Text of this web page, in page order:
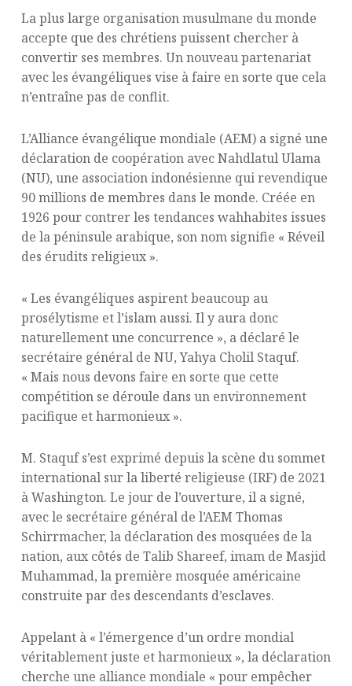
La plus large organisation musulmane du monde
accepte que des chrétiens puissent chercher à
convertir ses membres. Un nouveau partenariat
avec les évangéliques vise à faire en sorte que cela
n’entraîne pas de conflit.
L’Alliance évangélique mondiale (AEM) a signé une
déclaration de coopération avec Nahdlatul Ulama
(NU), une association indonésienne qui revendique
90 millions de membres dans le monde. Créée en
1926 pour contrer les tendances wahhabites issues
de la péninsule arabique, son nom signifie « Réveil
des érudits religieux ».
« Les évangéliques aspirent beaucoup au
prosélytisme et l’islam aussi. Il y aura donc
naturellement une concurrence », a déclaré le
secrétaire général de NU, Yahya Cholil Staquf.
« Mais nous devons faire en sorte que cette
compétition se déroule dans un environnement
pacifique et harmonieux ».
M. Staquf s’est exprimé depuis la scène du sommet
international sur la liberté religieuse (IRF) de 2021
à Washington. Le jour de l’ouverture, il a signé,
avec le secrétaire général de l’AEM Thomas
Schirrmacher, la déclaration des mosquées de la
nation, aux côtés de Talib Shareef, imam de Masjid
Muhammad, la première mosquée américaine
construite par des descendants d’esclaves.
Appelant à « l’émergence d’un ordre mondial
véritablement juste et harmonieux », la déclaration
cherche une alliance mondiale « pour empêcher